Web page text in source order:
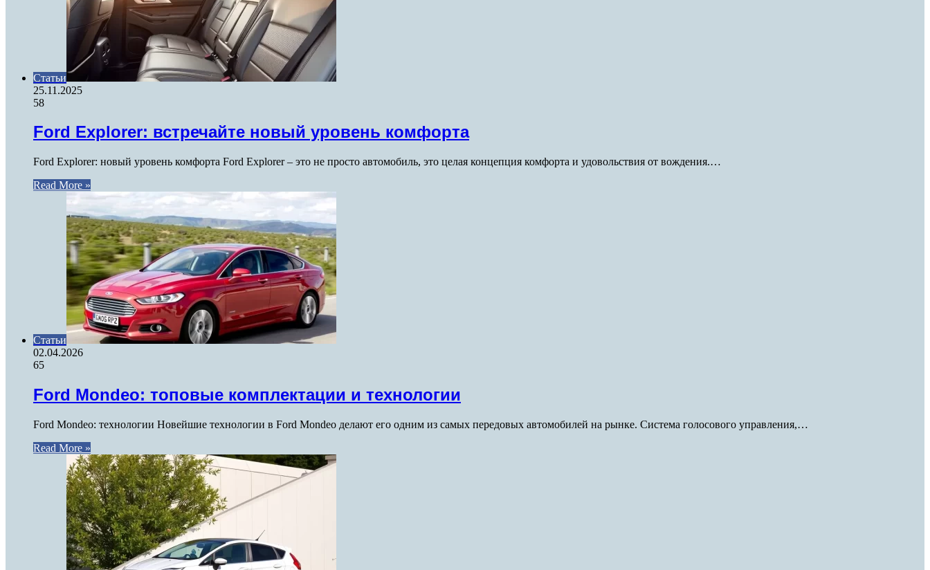
Статьи
25.11.2025
58
Ford Explorer: встречайте новый уровень комфорта
Ford Explorer: новый уровень комфорта Ford Explorer – это не просто автомобиль, это целая концепция комфорта и удовольствия от вождения.…
Read More »
Статьи
02.04.2026
65
Ford Mondeo: топовые комплектации и технологии
Ford Mondeo: технологии Новейшие технологии в Ford Mondeo делают его одним из самых передовых автомобилей на рынке. Система голосового управления,…
Read More »